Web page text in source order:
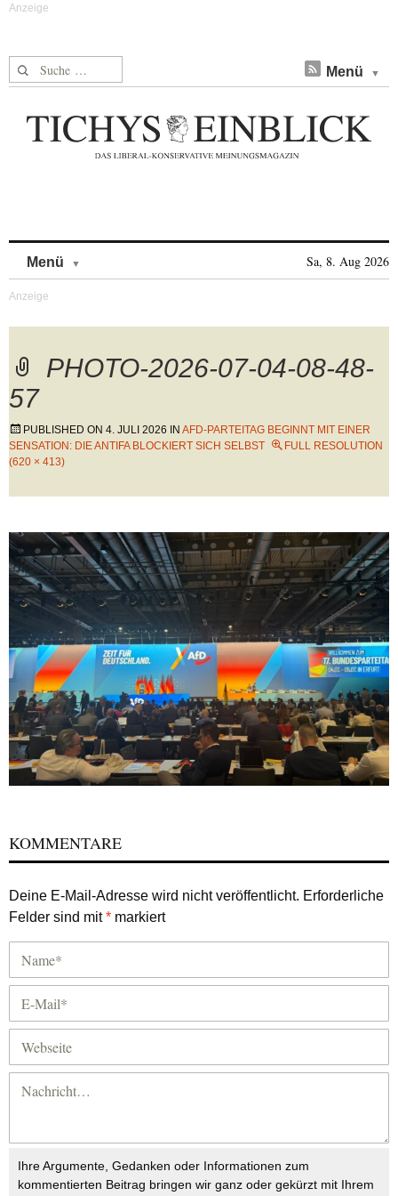
Suche nach: Menü
Menü Sa, 8. Aug 2026
PHOTO-2026-07-04-08-48-
57
PUBLISHED ON 4. JULI 2026 IN AFD-PARTEITAG BEGINNT MIT EINER
SENSATION: DIE ANTIFA BLOCKIERT SICH SELBST
FULL RESOLUTION
(620 × 413)
KOMMENTARE
Deine E-Mail-Adresse wird nicht veröffentlicht. Erforderliche
Felder sind mit* markiert
Ihre Argumente, Gedanken oder Informationen zum
kommentierten Beitrag bringen wir ganz oder gekürzt mit Ihrem